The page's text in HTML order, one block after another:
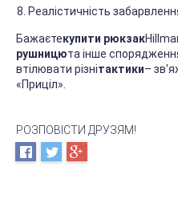
Реалістичність
Бажаєтекупити рюкзак
рушницюта інше
втілювати різнітактики–
«Приціл».
РОЗПОВІСТИ ДРУЗЯМ!